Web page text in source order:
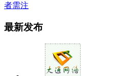
者需注
最新发布